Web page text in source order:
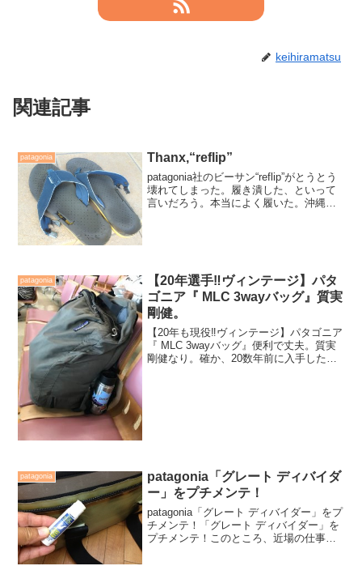
keihiramatsu
関連記事
patagonia Thanx,“reflip”
patagonia社のビーサン“reflip”がとうとう
壊れてしまった。履き潰した、といって
言いだろう。本当によく履いた。沖縄に
patagonia
【20年選手‼️ヴィンテージ】パタ
ゴニア『 MLC 3wayバッグ』質実
剛健。
【20年も現役‼️ヴィンテージ】パタゴニア
『 MLC 3wayバッグ』便利で丈夫。質実
剛健なり。確か、20数年前に入手したの
patagonia
patagonia「グレート ディバイダ
ー」をプチメンテ！
patagonia「グレート ディバイダー」をプ
チメンテ！「グレート ディバイダー」を
プチメンテ！このところ、近場の仕事が